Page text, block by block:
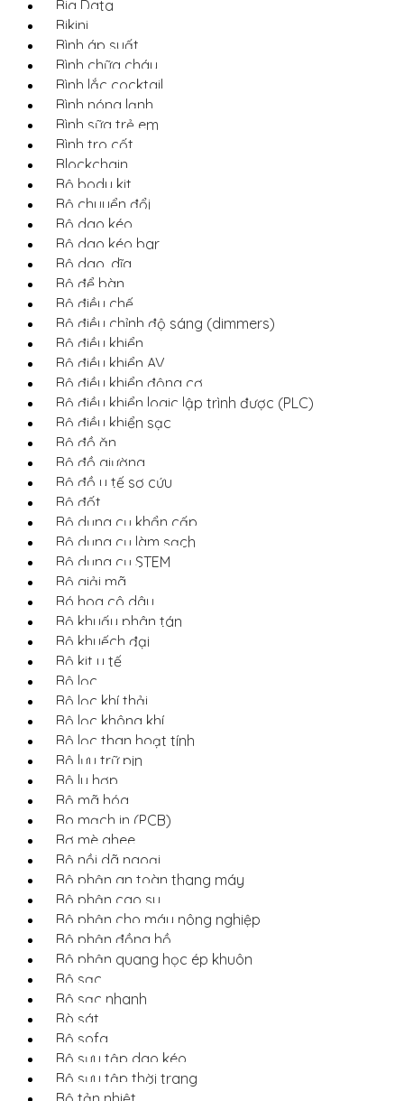
Big Data
Bikini
Bình áp suất
Bình chữa cháy
Bình lắc cocktail
Bình nóng lạnh
Bình sữa trẻ em
Bình tro cốt
Blockchain
Bộ body kit
Bộ chuyển đổi
Bộ dao kéo
Bộ dao kéo bar
Bộ dao, dĩa
Bộ để bàn
Bộ điều chế
Bộ điều chỉnh độ sáng (dimmers)
Bộ điều khiển
Bộ điều khiển AV
Bộ điều khiển động cơ
Bộ điều khiển logic lập trình được (PLC)
Bộ điều khiển sạc
Bộ đồ ăn
Bộ đồ giường
Bộ đồ y tế sơ cứu
Bộ đốt
Bộ dụng cụ khẩn cấp
Bộ dụng cụ làm sạch
Bộ dụng cụ STEM
Bộ giải mã
Bó hoa cô dâu
Bộ khuấy phân tán
Bộ khuếch đại
Bộ kit y tế
Bộ lọc
Bộ lọc khí thải
Bộ lọc không khí
Bộ lọc than hoạt tính
Bộ lưu trữ pin
Bộ ly hợp
Bộ mã hóa
Bo mạch in (PCB)
Bơ mè ghee
Bộ nồi dã ngoại
Bộ phận an toàn thang máy
Bộ phận cao su
Bộ phận cho máy nông nghiệp
Bộ phận đồng hồ
Bộ phận quang học ép khuôn
Bộ sạc
Bộ sạc nhanh
Bò sát
Bộ sofa
Bộ sưu tập dao kéo
Bộ sưu tập thời trang